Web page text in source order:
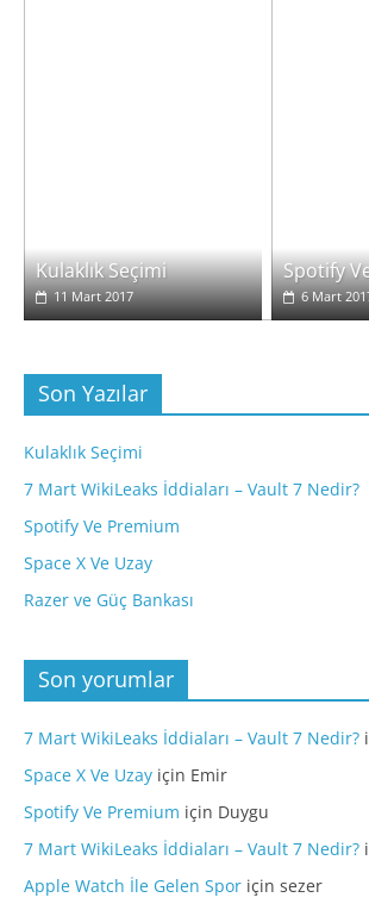
Kulaklık Seçimi
11 Mart 2017
Spotify
6 Mart
Son Yazılar
Kulaklık Seçimi
7 Mart WikiLeaks İddiaları – Vault 7 Nedir?
Spotify Ve Premium
Space X Ve Uzay
Razer ve Güç Bankası
Son yorumlar
7 Mart WikiLeaks İddiaları – Vault 7 Nedir?
Space X Ve Uzayiçin Emir
Spotify Ve Premium için Duygu
7 Mart WikiLeaks İddiaları – Vault 7 Nedir?
Apple Watch İle Gelen Sporiçin sezer